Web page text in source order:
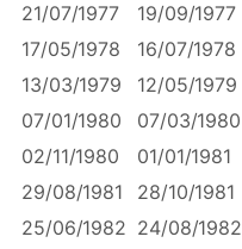
21/07/1977
19/09/1977
17/05/1978
16/07/1978
13/03/1979
12/05/1979
07/01/1980
07/03/1980
02/11/1980
01/01/1981
29/08/1981
28/10/1981
25/06/1982 24/08/1982